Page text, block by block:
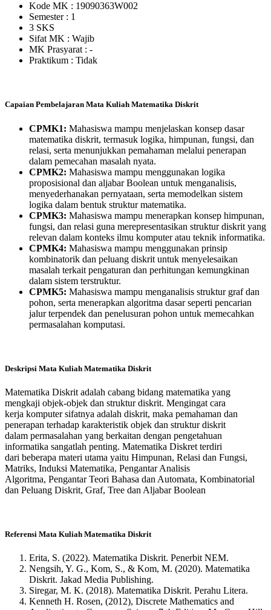
Kode MK : 19090363W002
Semester : 1
3 SKS
Sifat MK : Wajib
MK Prasyarat : -
Praktikum : Tidak
Capaian Pembelajaran Mata Kuliah Matematika Diskrit
CPMK1: Mahasiswa mampu menjelaskan konsep dasar
matematika diskrit, termasuk logika, himpunan, fungsi, dan
relasi, serta menunjukkan pemahaman melalui penerapan
dalam pemecahan masalah nyata.
CPMK2: Mahasiswa mampu menggunakan logika
proposisional dan aljabar Boolean untuk menganalisis,
menyederhanakan pernyataan, serta memodelkan sistem
logika dalam bentuk struktur matematika.
CPMK3: Mahasiswa mampu menerapkan konsep himpunan,
fungsi, dan relasi guna merepresentasikan struktur diskrit yang
relevan dalam konteks ilmu komputer atau teknik informatika.
CPMK4: Mahasiswa mampu menggunakan prinsip
kombinatorik dan peluang diskrit untuk menyelesaikan
masalah terkait pengaturan dan perhitungan kemungkinan
dalam sistem terstruktur.
CPMK5: Mahasiswa mampu menganalisis struktur graf dan
pohon, serta menerapkan algoritma dasar seperti pencarian
jalur terpendek dan penelusuran pohon untuk memecahkan
permasalahan komputasi.
Deskripsi Mata Kuliah Matematika Diskrit
Matematika Diskrit adalah cabang bidang matematika yang
mengkaji objek-objek dan struktur diskrit. Mengingat cara
kerja komputer sifatnya adalah diskrit, maka pemahaman dan
penerapan terhadap karakteristik objek dan struktur diskrit
dalam permasalahan yang berkaitan dengan pengetahuan
informatika sangatlah penting. Matematika Diskret terdiri
dari beberapa materi utama yaitu Himpunan, Relasi dan Fungsi,
Matriks, Induksi Matematika, Pengantar Analisis
Algoritma, Pengantar Teori Bahasa dan Automata, Kombinatorial
dan Peluang Diskrit, Graf, Tree dan Aljabar Boolean
Referensi Mata Kuliah Matematika Diskrit
Erita, S. (2022). Matematika Diskrit. Penerbit NEM.
Nengsih, Y. G., Kom, S., & Kom, M. (2020). Matematika
Diskrit. Jakad Media Publishing.
Siregar, M. K. (2018). Matematika Diskrit. Perahu Litera.
Kenneth H. Rosen, (2012), Discrete Mathematics and